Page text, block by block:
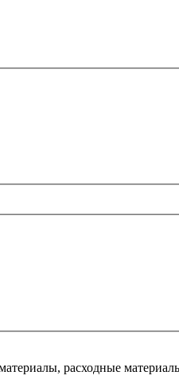
расходные